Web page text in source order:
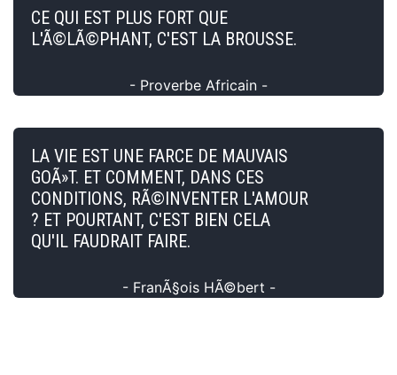
CE QUI EST PLUS FORT QUE
L'Ã©LÃ©PHANT, C'EST LA BROUSSE.
- Proverbe Africain -
LA VIE EST UNE FARCE DE MAUVAIS
GOÃ»T. ET COMMENT, DANS CES
CONDITIONS, RÃ©INVENTER L'AMOUR
? ET POURTANT, C'EST BIEN CELA
QU'IL FAUDRAIT FAIRE.
- FranÃ§ois HÃ©bert -